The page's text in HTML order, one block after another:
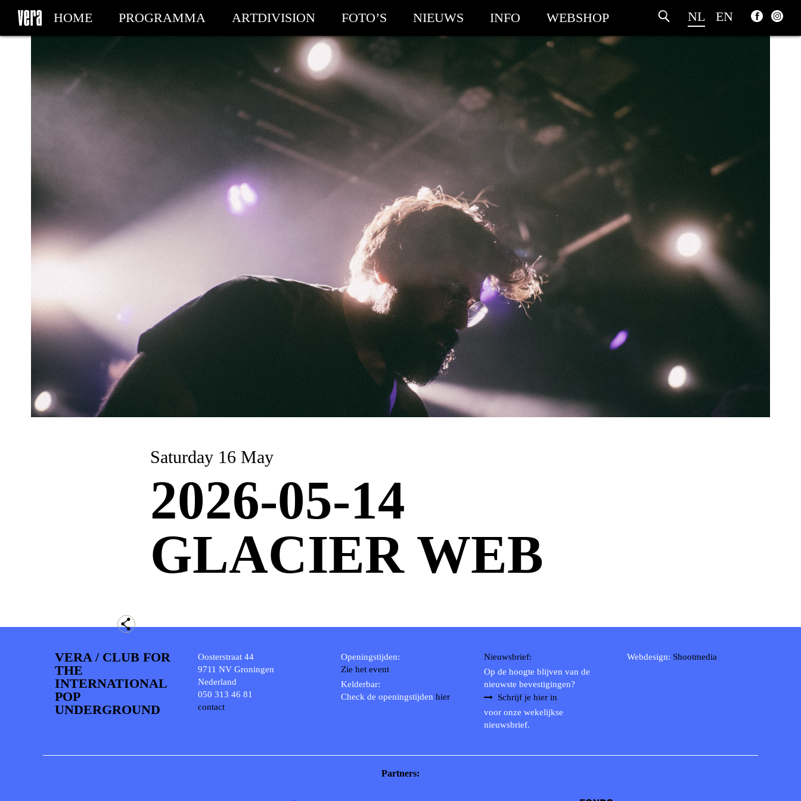
NL EN
HOME PROGRAMMA ARTDIVISION FOTO’S NIEUWS INFO WEBSHOP
Saturday 16 May
2026-05-14
GLACIER WEB
VERA / CLUB FOR
THE
INTERNATIONAL
POP
UNDERGROUND
Oosterstraat 44
9711 NV Groningen
Nederland
050 313 46 81
contact
Openingstijden:
Zie het event
Kelderbar:
Check de openingstijden hier
Nieuwsbrief:
Op de hoogte blijven van de
nieuwste bevestigingen?
Schrijf je hier in
voor onze wekelijkse
nieuwsbrief.
Webdesign: Shootmedia
Partners: